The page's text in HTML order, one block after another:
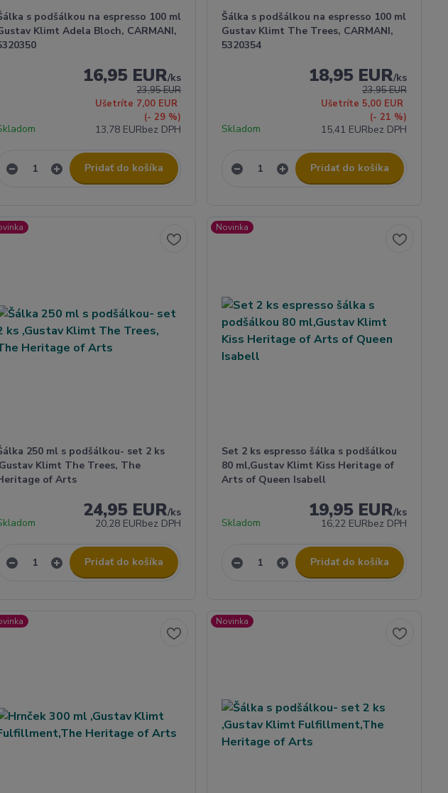
s podšálkou na espresso 100 ml
Klimt Adela Bloch, CARMANI,
23,95 EUR
Ušetríte 7,00 EUR
(- 29 %)
16,95 EUR/ks
13,78 EURbez DPH
Pridať do košíka
Šálka s podšálkou na espresso 100 ml
Gustav Klimt The Trees, CARMANI,
5320354
23,95 EUR
Ušetríte 5,00 EUR
(- 21 %)
18,95 EUR/ks
15,41 EURbez DPH
Skladom
Pridať do košíka
250 ml s podšálkou- set 2 ks
Klimt The Trees, The
of Arts
24,95 EUR/ks
20,28 EURbez DPH
Pridať do košíka
Novinka
Set 2 ks espresso šálka s podšálkou
80 ml,Gustav Klimt Kiss Heritage of
Arts of Queen Isabell
19,95 EUR/ks
16,22 EURbez DPH
Skladom
Pridať do košíka
Novinka